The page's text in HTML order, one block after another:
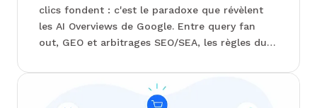
clics fondent : c'est le paradoxe que révèlent
les AI Overviews de Google. Entre query fan
out, GEO et arbitrages SEO/SEA, les règles du
Search Console